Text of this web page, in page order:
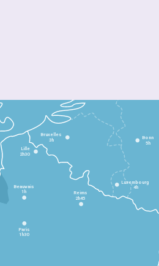
Paris
1h30
Beauvais
1h Reims
2h45
Lille
2h30
Bruxelles
3h Bonn
5h
Luxembourg
4h